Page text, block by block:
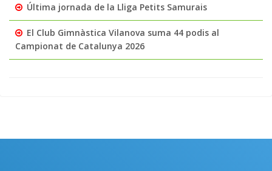
Última jornada de la Lliga Petits Samurais
El Club Gimnàstica Vilanova suma 44 podis al
Campionat de Catalunya 2026